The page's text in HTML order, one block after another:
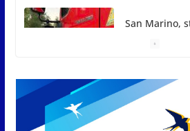
San Marino,
salate
7 Agosto 2026